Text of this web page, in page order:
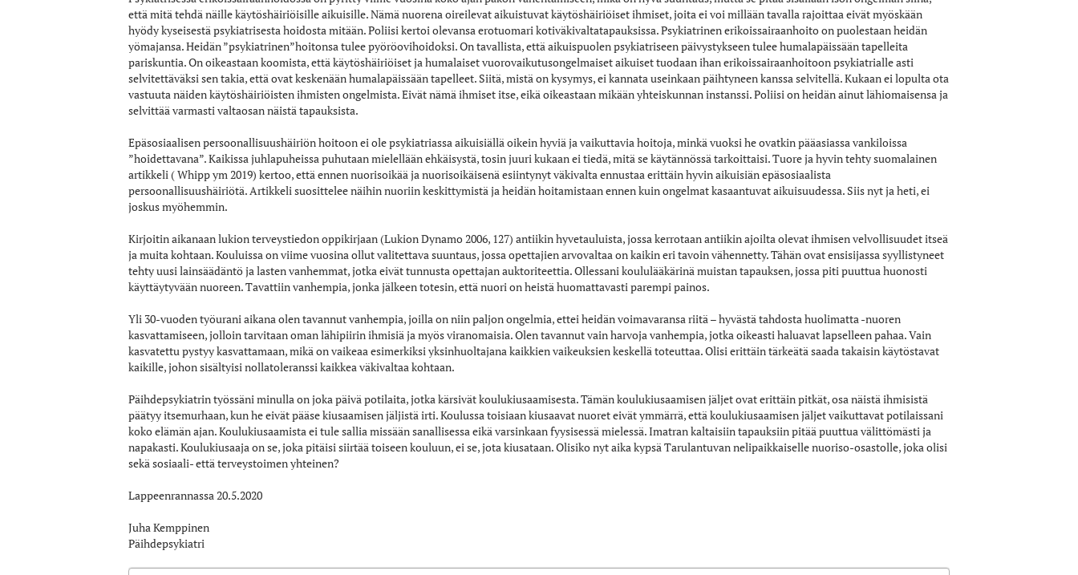
että mitä tehdä näille käytöshäiriöisille aikuisille. Nämä nuorena oireilevat aikuistuvat käytöshäiriöiset ihmiset, joita ei voi millään tavalla rajoittaa eivät myöskään
hyödy kyseisestä psykiatrisesta hoidosta mitään. Poliisi kertoi olevansa erotuomari kotiväkivaltatapauksissa. Psykiatrinen erikoissairaanhoito on puolestaan heidän
yömajansa. Heidän ”psykiatrinen”hoitonsa tulee pyöröovihoidoksi. On tavallista, että aikuispuolen psykiatriseen päivystykseen tulee humalapäissään tapelleita
pariskuntia. On oikeastaan koomista, että käytöshäiriöiset ja humalaiset vuorovaikutusongelmaiset aikuiset tuodaan ihan erikoissairaanhoitoon psykiatrialle asti
selvitettäväksi sen takia, että ovat keskenään humalapäissään tapelleet. Siitä, mistä on kysymys, ei kannata useinkaan päihtyneen kanssa selvitellä. Kukaan ei lopulta ota
vastuuta näiden käytöshäiriöisten ihmisten ongelmista. Eivät nämä ihmiset itse, eikä oikeastaan mikään yhteiskunnan instanssi. Poliisi on heidän ainut lähiomaisensa ja
selvittää varmasti valtaosan näistä tapauksista.
Epäsosiaalisen persoonallisuushäiriön hoitoon ei ole psykiatriassa aikuisiällä oikein hyviä ja vaikuttavia hoitoja, minkä vuoksi he ovatkin pääasiassa vankiloissa
”hoidettavana”. Kaikissa juhlapuheissa puhutaan mielellään ehkäisystä, tosin juuri kukaan ei tiedä, mitä se käytännössä tarkoittaisi. Tuore ja hyvin tehty suomalainen
artikkeli ( Whipp ym 2019) kertoo, että ennen nuorisoikää ja nuorisoikäisenä esiintynyt väkivalta ennustaa erittäin hyvin aikuisiän epäsosiaalista
persoonallisuushäiriötä. Artikkeli suosittelee näihin nuoriin keskittymistä ja heidän hoitamistaan ennen kuin ongelmat kasaantuvat aikuisuudessa. Siis nyt ja heti, ei
joskus myöhemmin.
Kirjoitin aikanaan lukion terveystiedon oppikirjaan (Lukion Dynamo 2006, 127) antiikin hyvetauluista, jossa kerrotaan antiikin ajoilta olevat ihmisen velvollisuudet itseä
ja muita kohtaan. Kouluissa on viime vuosina ollut valitettava suuntaus, jossa opettajien arvovaltaa on kaikin eri tavoin vähennetty. Tähän ovat ensisijassa syyllistyneet
tehty uusi lainsäädäntö ja lasten vanhemmat, jotka eivät tunnusta opettajan auktoriteettia. Ollessani koululääkärinä muistan tapauksen, jossa piti puuttua huonosti
käyttäytyvään nuoreen. Tavattiin vanhempia, jonka jälkeen totesin, että nuori on heistä huomattavasti parempi painos.
Yli 30-vuoden työurani aikana olen tavannut vanhempia, joilla on niin paljon ongelmia, ettei heidän voimavaransa riitä – hyvästä tahdosta huolimatta -nuoren
kasvattamiseen, jolloin tarvitaan oman lähipiirin ihmisiä ja myös viranomaisia. Olen tavannut vain harvoja vanhempia, jotka oikeasti haluavat lapselleen pahaa. Vain
kasvatettu pystyy kasvattamaan, mikä on vaikeaa esimerkiksi yksinhuoltajana kaikkien vaikeuksien keskellä toteuttaa. Olisi erittäin tärkeätä saada takaisin käytöstavat
kaikille, johon sisältyisi nollatoleranssi kaikkea väkivaltaa kohtaan.
Päihdepsykiatrin työssäni minulla on joka päivä potilaita, jotka kärsivät koulukiusaamisesta. Tämän koulukiusaamisen jäljet ovat erittäin pitkät, osa näistä ihmisistä
päätyy itsemurhaan, kun he eivät pääse kiusaamisen jäljistä irti. Koulussa toisiaan kiusaavat nuoret eivät ymmärrä, että koulukiusaamisen jäljet vaikuttavat potilaissani
koko elämän ajan. Koulukiusaamista ei tule sallia missään sanallisessa eikä varsinkaan fyysisessä mielessä. Imatran kaltaisiin tapauksiin pitää puuttua välittömästi ja
napakasti. Koulukiusaaja on se, joka pitäisi siirtää toiseen kouluun, ei se, jota kiusataan. Olisiko nyt aika kypsä Tarulantuvan nelipaikkaiselle nuoriso-osastolle, joka olisi
sekä sosiaali- että terveystoimen yhteinen?
Lappeenrannassa 20.5.2020
Juha Kemppinen
Päihdepsykiatri